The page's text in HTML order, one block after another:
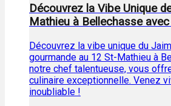
Découvrez la Vibe Unique
Mathieu à Bellechasse
Découvrez la vibe unique du
gourmande au 12 St-Mathieu à
notre chef talentueuse, vous
culinaire exceptionnelle. Venez
inoubliable !